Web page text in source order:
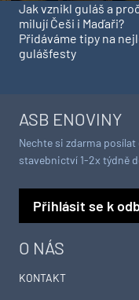
Jak vznikl guláš a
milují Češi i Maďaři?
Přidáváme tipy na
gulášfesty
O NÁS
KONTAKT
ASB ENOVINY
Nechte si zdarma
stavebnictví 1-2x týdně
Přihlásit se k